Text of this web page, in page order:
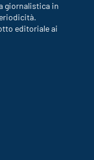
giornalistica in
editoriale ai